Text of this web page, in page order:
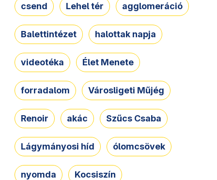
csend Lehel tér agglomeráció
Balettintézet halottak napja
videotéka Élet Menete
forradalom Városligeti Műjég
Renoir akác Szűcs Csaba
Lágymányosi híd ólomcsövek
nyomda Kocsiszín